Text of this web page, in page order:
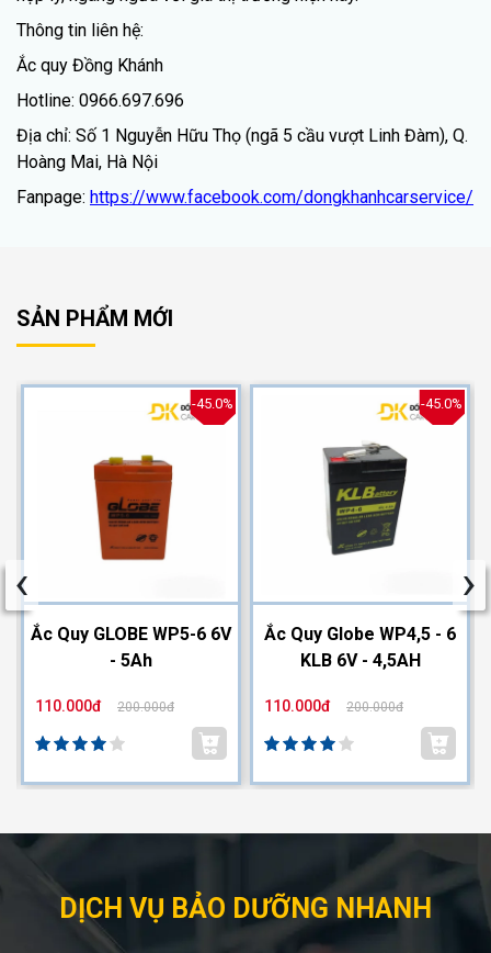
Thông tin liên hệ:
Ắc quy Đồng Khánh
Hotline: 0966.697.696
Địa chỉ: Số 1 Nguyễn Hữu Thọ (ngã 5 cầu vượt Linh Đàm), Q.
Hoàng Mai, Hà Nội
Fanpage: https://www.facebook.com/dongkhanhcarservice/
SẢN PHẨM MỚI
-45.0%
Ắc Quy GLOBE WP5-6 6V
- 5Ah
110.000đ 200.000đ
-45.0%
Ắc Quy Globe WP4,5 - 6
KLB 6V - 4,5AH
110.000đ 200.000đ
‹ ›
DỊCH VỤ BẢO DƯỠNG NHANH